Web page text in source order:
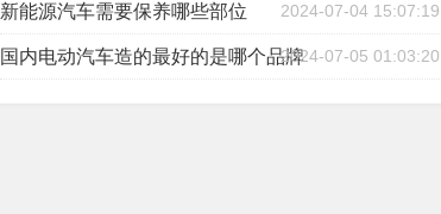
新能源汽车需要保养哪些部位 2024-07-04 15:07:19
国内电动汽车造的最好的是哪个品牌2024-07-05 01:03:20